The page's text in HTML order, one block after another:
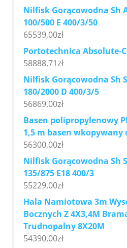
Nilfisk Gorącowodna Sh
100/500 E 400/3/50
65539,00zł
Portotechnica Absolute-C
58888,71zł
Nilfisk Gorącowodna Sh
180/2000 D 400/3/5
56869,00zł
Basen polipropylenowy
1,5 m basen wkopywany
56300,00zł
Nilfisk Gorącowodna Sh
135/875 E18 400/3
55229,00zł
Hala Namiotowa 3m
Bocznych Z 4X3,4M
Trudnopalny 8X20M
54390,00zł